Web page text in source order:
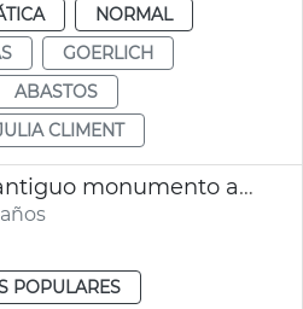
NORMAL
GOERLICH
ABASTOS
CLIMENT
Reconstrucción antiguo monumento a Sorolla
POPULARES